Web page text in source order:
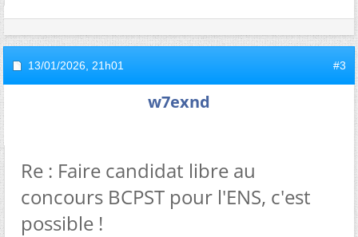
13/01/2026, 21h01 #3
w7exnd
Re : Faire candidat libre au
concours BCPST pour l'ENS, c'est
possible !